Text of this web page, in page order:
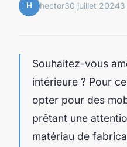
H hector30 juillet 20243
Souhaitez-vous
intérieure ? Pour
opter pour des
prêtant une
matériau de